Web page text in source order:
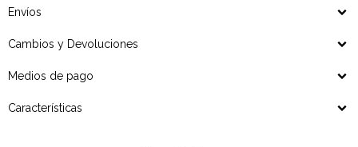
Envíos
Cambios y Devoluciones
Medios de pago
Características